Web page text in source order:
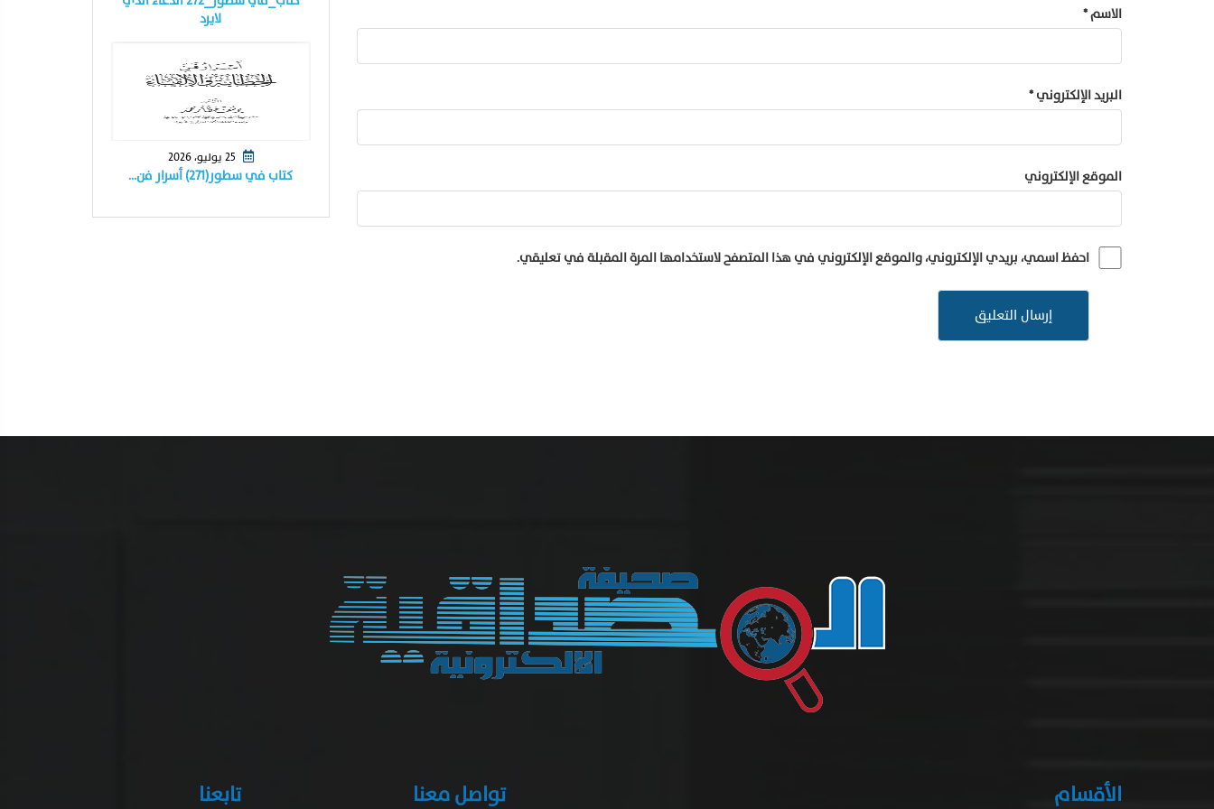
الاسم*
البريد الإلكتروني*
الموقع الإلكتروني
احفظ اسمي، بريدي الإلكتروني، والموقع الإلكتروني في هذا المتصفح لاستخدامها المرة المقبلة في تعليقي.
لايرد
كتاب في سطور(٢٧١) أسرار فن…
الأقسام تواصل معنا تابعنا